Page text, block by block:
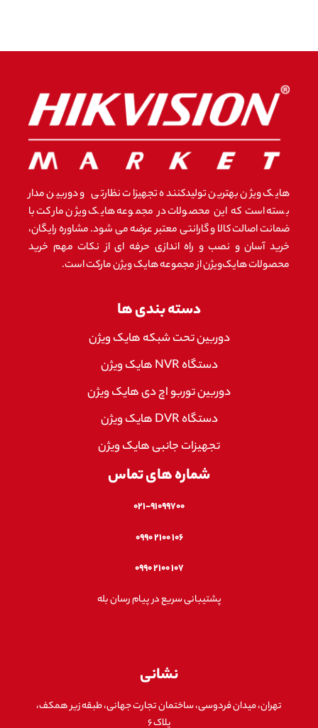
هایک ویژن بهترین تولیدکننده تجهیزات نظارتی و دوربین مدار
بسته است که این محصولات در مجموعه هایک ویژن مارکت با
ضمانت اصالت کالا و گارانتی معتبر عرضه می شود. مشاوره رایگان،
خرید آسان و نصب و راه اندازی حرفه ای از نکات مهم خرید
محصولات هایک‌ویژن از مجموعه هایک ویژن مارکت است.
دسته بندی ها
دوربین تحت شبکه هایک ویژن
دستگاه NVR هایک ویژن
دوربین توربو اچ دی هایک ویژن
دستگاه DVR هایک ویژن
تجهیزات جانبی هایک ویژن
شماره های تماس
۰۲۱-۹۱۰۹۹۷۰۰
۱۰۶ ۲۱۰۰ ۰۹۹۰
۱۰۷ ۲۱۰۰ ۰۹۹۰
پشتیبانی سریع در پیام رسان بله
نشانی
تهران، میدان فردوسی، ساختمان تجارت جهانی، طبقه زیر همکف،
پلاک ۶